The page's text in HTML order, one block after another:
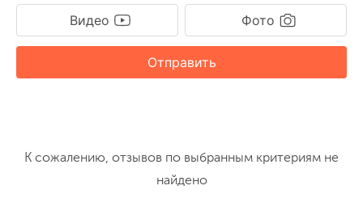
Видео Фото
Отправить
К сожалению, отзывов по выбранным критериям не
найдено